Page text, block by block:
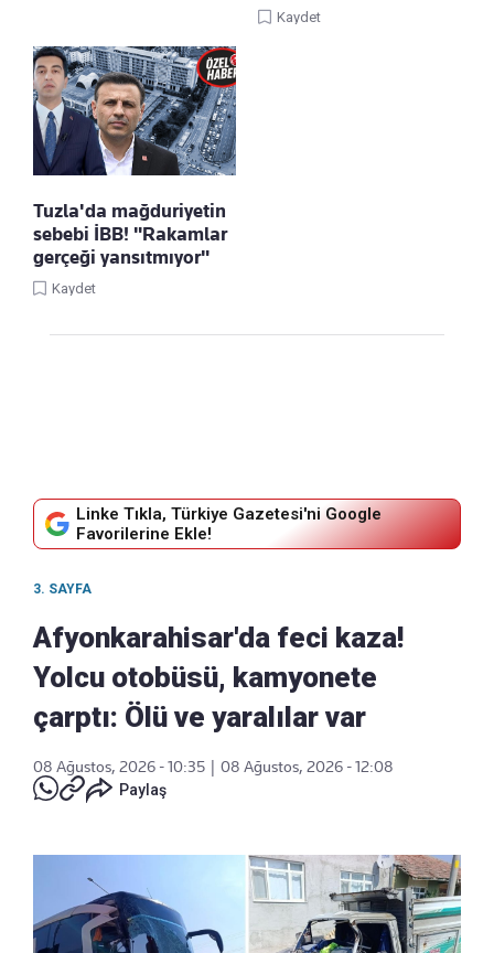
Kaydet
Tuzla'da mağduriyetin
sebebi İBB! "Rakamlar
gerçeği yansıtmıyor"
Kaydet
Linke Tıkla, Türkiye Gazetesi'ni Google
Favorilerine Ekle!
3. SAYFA
Afyonkarahisar'da feci kaza!
Yolcu otobüsü, kamyonete
çarptı: Ölü ve yaralılar var
08 Ağustos, 2026 - 10:35
08 Ağustos, 2026 - 12:08
Paylaş